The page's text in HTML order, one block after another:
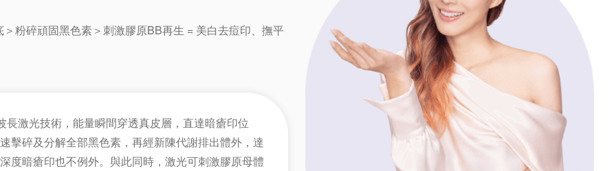
粉碎頑固黑色素＞刺激膠原BB再生 = 美白去痘印、撫平
長激光技術，能量瞬間穿透真皮層，直達暗瘡印位
擊碎及分解全部黑色素，再經新陳代謝排出體外，達
度暗瘡印也不例外。與此同時，激光可刺激膠原母體